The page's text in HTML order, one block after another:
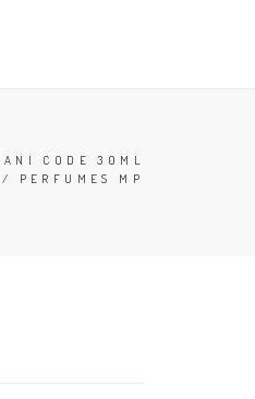
CODE 30ML
PERFUMES MP